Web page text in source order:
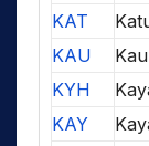
KAT
KAU
KYH
KAY